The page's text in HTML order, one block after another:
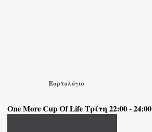
Εορτολόγιο
One More Cup Of Life Τρίτη 22:00 - 24:00